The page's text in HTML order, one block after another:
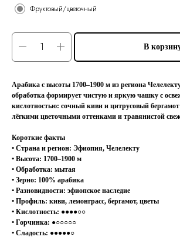
Фруктовый/цветочный
В
Арабика с высоты 1700–1900 м из региона
обработка формирует чистую и яркую чашку с
кислотностью: сочный киви и цитрусовый бергамот
лёгкими цветочными оттенками и травянистой
Короткие факты
• Страна и регион: Эфиопия, Челелекту
• Высота: 1700–1900 м
• Обработка: мытая
• Зерно: 100% арабика
• Разновидности: эфиопское наследие
• Профиль: киви, лемонграсс, бергамот, цветы
• Кислотность: ●●●●○○
• Горчинка: ●○○○○○
• Сладость: ●●●●●○